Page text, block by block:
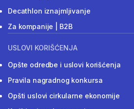
Decathlon iznajmljivanje
Za kompanije | B2B
USLOVI KORIŠĆENJA
Opšte odredbe i uslovi korišćenja
Pravila nagradnog konkursa
Opšti uslovi cirkularne ekonomije